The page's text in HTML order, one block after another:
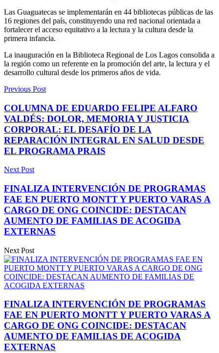
Las Guaguatecas se implementarán en 44 bibliotecas públicas de las
16 regiones del país, constituyendo una red nacional orientada a
fortalecer el acceso equitativo a la lectura y la cultura desde la
primera infancia.
La inauguración en la Biblioteca Regional de Los Lagos consolida a
la región como un referente en la promoción del arte, la lectura y el
desarrollo cultural desde los primeros años de vida.
Previous Post
COLUMNA DE EDUARDO FELIPE ALFARO
VALDÉS: DOLOR, MEMORIA Y JUSTICIA
CORPORAL: EL DESAFÍO DE LA
REPARACIÓN INTEGRAL EN SALUD DESDE
EL PROGRAMA PRAIS
Next Post
FINALIZA INTERVENCIÓN DE PROGRAMAS
FAE EN PUERTO MONTT Y PUERTO VARAS A
CARGO DE ONG COINCIDE: DESTACAN
AUMENTO DE FAMILIAS DE ACOGIDA
EXTERNAS
Next Post
FINALIZA INTERVENCIÓN DE PROGRAMAS
FAE EN PUERTO MONTT Y PUERTO VARAS A
CARGO DE ONG COINCIDE: DESTACAN
AUMENTO DE FAMILIAS DE ACOGIDA
EXTERNAS